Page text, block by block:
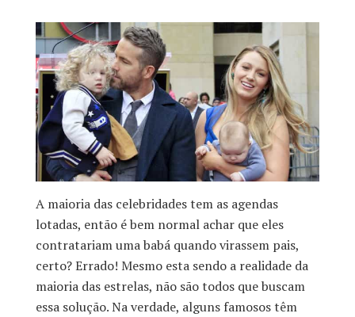
A maioria das celebridades tem as agendas
lotadas, então é bem normal achar que eles
contratariam uma babá quando virassem pais,
certo? Errado! Mesmo esta sendo a realidade da
maioria das estrelas, não são todos que buscam
essa solução. Na verdade, alguns famosos têm